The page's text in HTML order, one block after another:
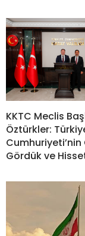
KKTC Meclis
Öztürkler:
Cumhuriyeti’nin
Gördük ve